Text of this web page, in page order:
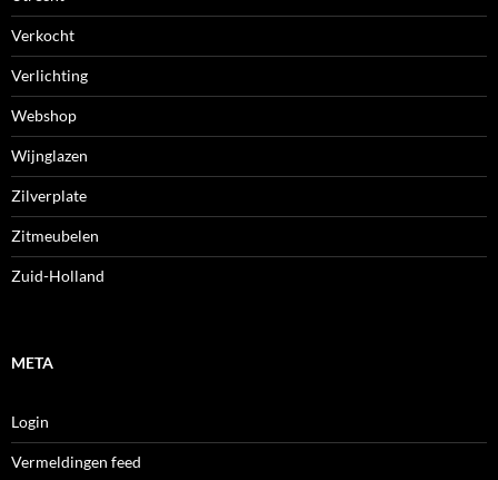
Verkocht
Verlichting
Webshop
Wijnglazen
Zilverplate
Zitmeubelen
Zuid-Holland
META
Login
Vermeldingen feed